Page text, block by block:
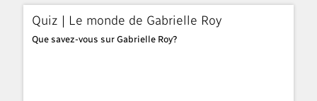
Quiz | Le monde de Gabrielle Roy
Que savez-vous sur Gabrielle Roy?